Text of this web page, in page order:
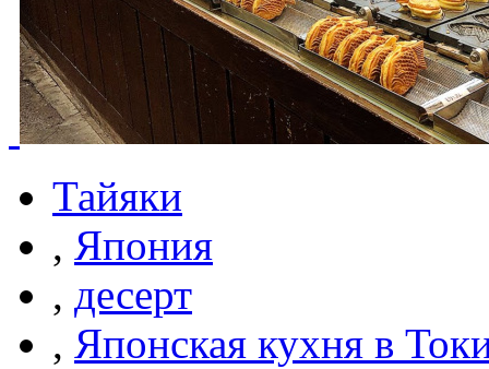
Тайяки
, Япония
, десерт
, Японская кухня в